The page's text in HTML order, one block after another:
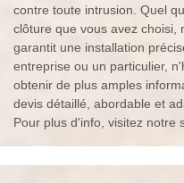
contre toute intrusion. Quel
clôture que vous avez choisi,
garantit une installation
entreprise ou un particulier,
obtenir de plus amples
devis détaillé, abordable et
Pour plus d'info, visitez notre